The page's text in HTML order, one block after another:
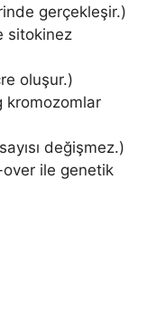
gerçekleşir.)
sitokinez
oluşur.)
kromozomlar
değişmez.)
over ile genetik